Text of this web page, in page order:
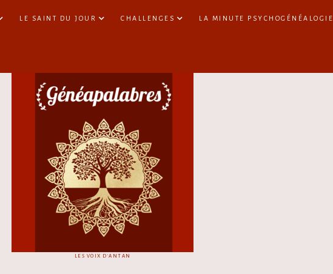
LE SAINT DU JOUR CHALLENGES LA MINUTE PSYCHOGÉNÉALOGIE
LES VOIX D'ANTAN